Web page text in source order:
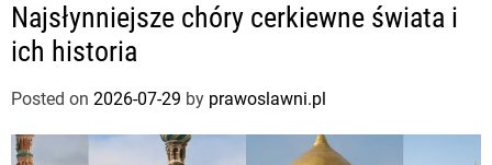
Najsłynniejsze chóry cerkiewne świata i
ich historia
Posted on 2026-07-29 by prawoslawni.pl